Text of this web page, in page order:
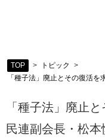
TOP > トピック
>
「種子法」廃止とその復活
「種子法」廃止
民連副会長・松